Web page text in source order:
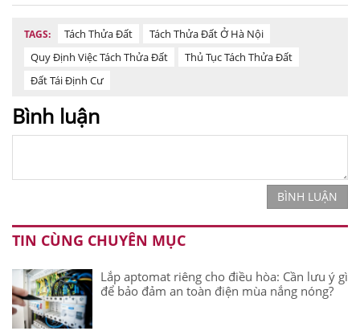
TAGS: Tách Thửa Đất
Tách Thửa Đất Ở Hà Nội
Quy Định Việc Tách Thửa Đất
Thủ Tục Tách Thửa Đất
Đất Tái Định Cư
Bình luận
BÌNH LUẬN
TIN CÙNG CHUYÊN MỤC
Lắp aptomat riêng cho điều hòa: Cần lưu ý gì
để bảo đảm an toàn điện mùa nắng nóng?